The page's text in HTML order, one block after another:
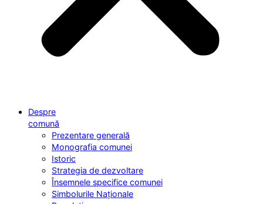
Despre
comună
Prezentare generală
Monografia comunei
Istoric
Strategia de dezvoltare
Însemnele specifice comunei
Simbolurile Naționale